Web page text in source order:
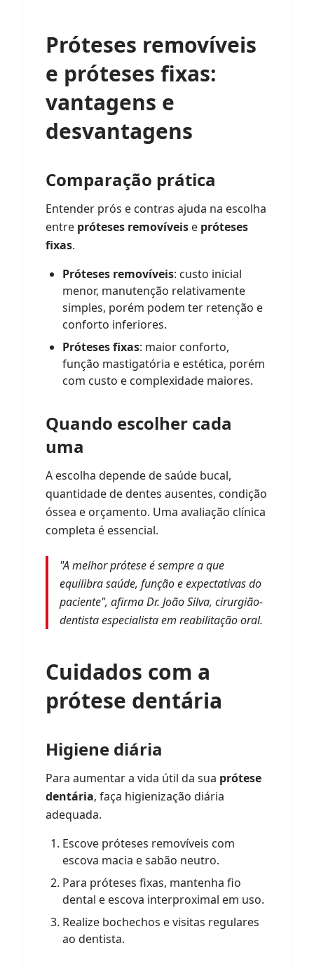
Próteses removíveis
e próteses fixas:
vantagens e
desvantagens
Comparação prática
Entender prós e contras ajuda na escolha
entre próteses removíveis e próteses
fixas.
Próteses removíveis: custo inicial
menor, manutenção relativamente
simples, porém podem ter retenção e
conforto inferiores.
Próteses fixas: maior conforto,
função mastigatória e estética, porém
com custo e complexidade maiores.
Quando escolher cada
uma
A escolha depende de saúde bucal,
quantidade de dentes ausentes, condição
óssea e orçamento. Uma avaliação clínica
completa é essencial.
"A melhor prótese é sempre a que
equilibra saúde, função e expectativas do
paciente", afirma Dr. João Silva, cirurgião-
dentista especialista em reabilitação oral.
Cuidados com a
prótese dentária
Higiene diária
Para aumentar a vida útil da sua prótese
dentária, faça higienização diária
adequada.
Escove próteses removíveis com
escova macia e sabão neutro.
Para próteses fixas, mantenha fio
dental e escova interproximal em uso.
Realize bochechos e visitas regulares
ao dentista.